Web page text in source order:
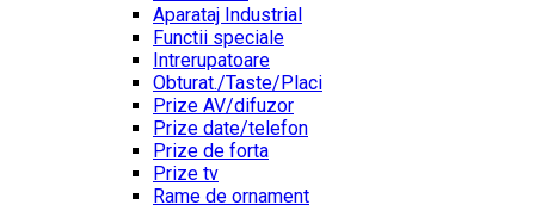
Aparataj Industrial
Functii speciale
Intrerupatoare
Obturat./Taste/Placi
Prize AV/difuzor
Prize date/telefon
Prize de forta
Prize tv
Rame de ornament